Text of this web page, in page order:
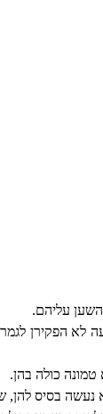
עליהם.
לא הפקירן
טמונה כולה בהן.
נעשה בסיס